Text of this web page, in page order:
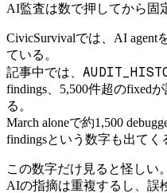
AI監査は数で押してから固
CivicSurvivalでは、AI agent
ている。
記事中では、
findings、5,500件超のfixed
る。
March aloneで約1,500
findingsという数字も出てく
この数字だけ見ると怪しい。
AIの指摘は重複するし、誤